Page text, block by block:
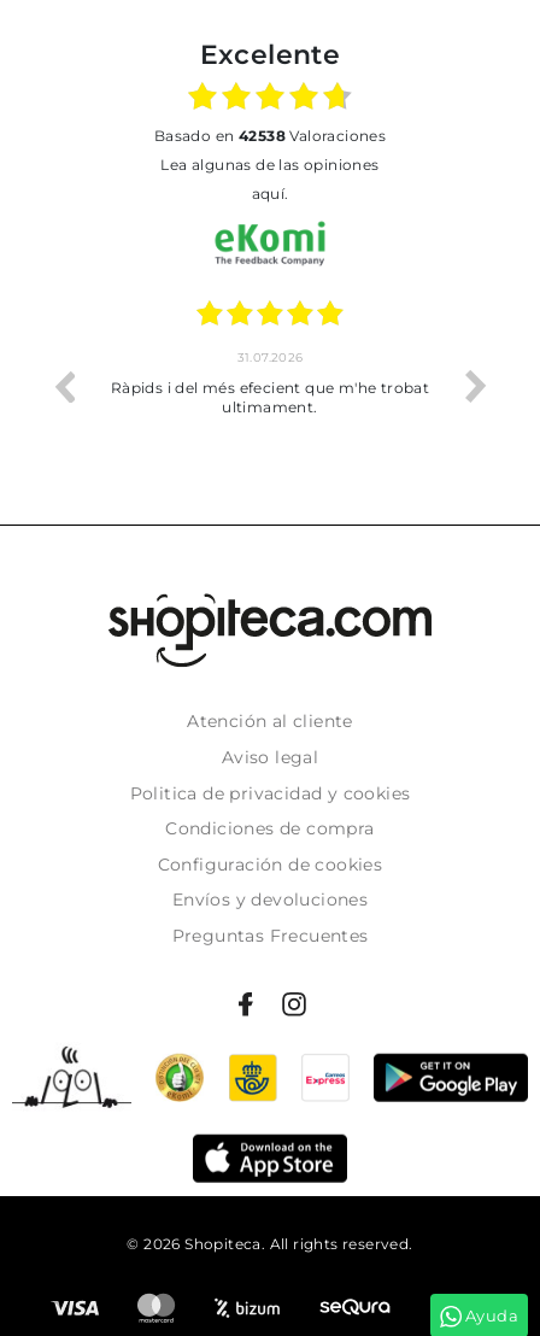
Excelente
basado en 42538Valoraciones
Lea algunas de las opiniones
aquí.
trobat
17.07.2026
Bien pero soy de Vilafranca y no me ha
dejado recoger en tienda
Atención al cliente
Aviso legal
Politica de privacidad y cookies
Condiciones de compra
Configuración de cookies
Envíos y devoluciones
Preguntas Frecuentes
© 2026 Shopiteca. All rights reserved.
Ayuda